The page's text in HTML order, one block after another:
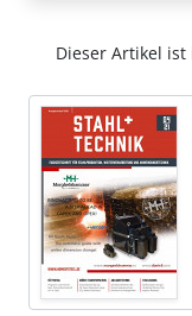
Dieser Artikel ist